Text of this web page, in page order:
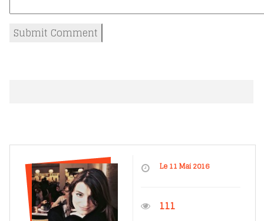
Le 11 Mai 2016
111